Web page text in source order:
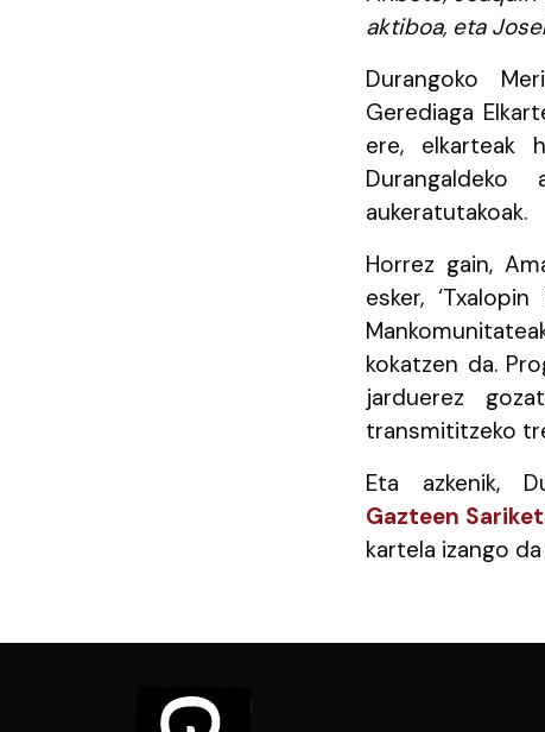
aktiboa, eta
Durangoko
Gerediaga
ere, elkarteak
aukeratutakoak.
Horrez gain,
esker,
kokatzen da.
jarduerez
transmititzeko
Eta azkenik,
Gazteen
kartela izango